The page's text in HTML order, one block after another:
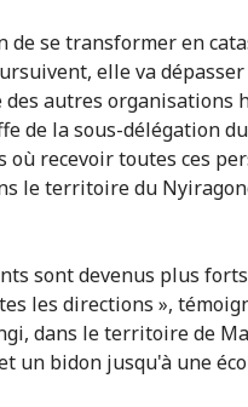
de se transformer en
elle va
des autres organisations
de la sous-délégation
recevoir toutes ces
le territoire du
sont devenus plus
les directions »,
dans le territoire de
un bidon jusqu'à une